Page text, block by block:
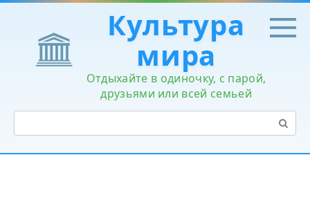
Перейти
контенту
Культура
мира
Отдыхайте в одиночку, с парой,
друзьями или всей семьей
Поиск: